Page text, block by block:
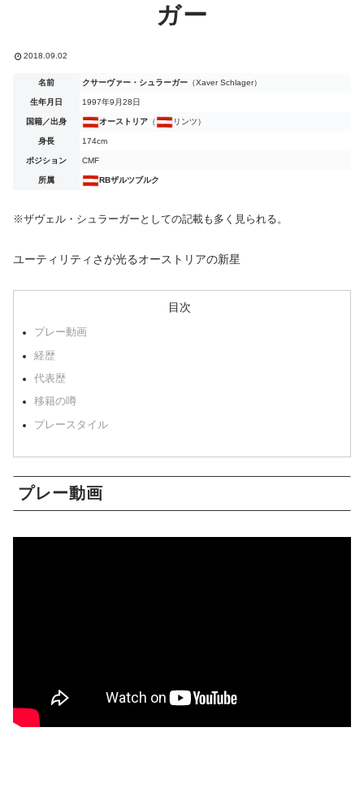
ガー
2018.09.02
名前 クサーヴァー・シュラーガー （Xaver Schlager）
生年月日 1997年9月28日
国籍／出身 オーストリア （ リンツ）
身長 174cm
ポジション CMF
所属 RBザルツブルク
※ザヴェル・シュラーガーとしての記載も多く見られる。
ユーティリティさが光るオーストリアの新星
目次
プレー動画
経歴
代表歴
移籍の噂
プレースタイル
プレー動画